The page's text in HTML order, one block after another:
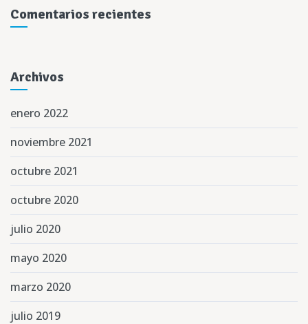
Comentarios recientes
Archivos
enero 2022
noviembre 2021
octubre 2021
octubre 2020
julio 2020
mayo 2020
marzo 2020
julio 2019